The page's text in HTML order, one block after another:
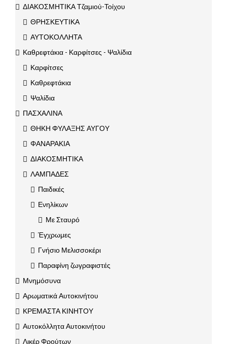
ΔΙΑΚΟΣΜΗΤΙΚΑ Τζαμιού-Τοίχου
ΘΡΗΣΚΕΥΤΙΚΑ
ΑΥΤΟΚΟΛΛΗΤΑ
Καθρεφτάκια - Καρφίτσες - Ψαλίδια
Καρφίτσες
Καθρεφτάκια
Ψαλίδια
ΠΑΣΧΑΛΙΝΑ
ΘΗΚΗ ΦΥΛΑΞΗΣ ΑΥΓΟΥ
ΦΑΝΑΡΑΚΙΑ
ΔΙΑΚΟΣΜΗΤΙΚΑ
ΛΑΜΠΑΔΕΣ
Παιδικές
Ενηλίκων
Με Σταυρό
Έγχρωμες
Γνήσιο Μελισσοκέρι
Παραφίνη ζωγραφιστές
Μνημόσυνα
Αρωματικά Αυτοκινήτου
ΚΡΕΜΑΣΤΑ ΚΙΝΗΤΟΥ
Αυτοκόλλητα Αυτοκινήτου
Λικέρ Φρούτων